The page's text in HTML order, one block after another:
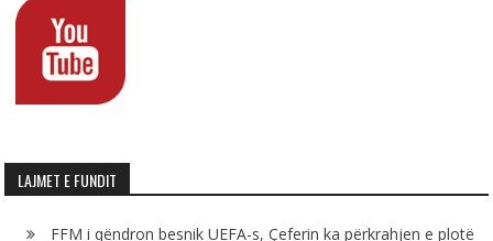
LAJMET E FUNDIT
FFM i qëndron besnik UEFA-s, Çeferin ka përkrahjen e plotë